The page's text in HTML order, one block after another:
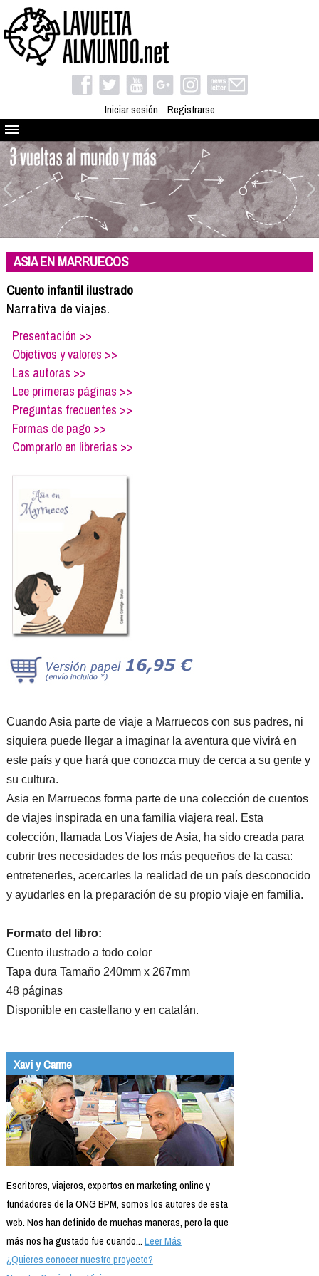
Iniciar sesión Registrarse
Quienes somos
El proyecto
Blog
Viaja con nosotros
Camino solidario
Libros
Compañeros de viaje
Info viajeros
Contactar
ASIA EN MARRUECOS
Cuento infantil ilustrado
Narrativa de viajes.
Presentación >>
Objetivos y valores >>
Las autoras >>
Lee primeras páginas >>
Preguntas frecuentes >>
Formas de pago >>
Comprarlo en librerias >>
Cuando Asia parte de viaje a Marruecos con sus padres, ni
siquiera puede llegar a imaginar la aventura que vivirá en
este país y que hará que conozca muy de cerca a su gente y
su cultura.
Asia en Marruecos forma parte de una colección de cuentos
de viajes inspirada en una familia viajera real. Esta
colección, llamada Los Viajes de Asia, ha sido creada para
cubrir tres necesidades de los más pequeños de la casa:
entretenerles, acercarles la realidad de un país desconocido
y ayudarles en la preparación de su propio viaje en familia.
Formato del libro:
Cuento ilustrado a todo color
Tapa dura Tamaño 240mm x 267mm
48 páginas
Disponible en castellano y en catalán.
Xavi y Carme
Escritores, viajeros, expertos en marketing online y
fundadores de la ONG BPM, somos los autores de esta
web. Nos han definido de muchas maneras, pero la que
más nos ha gustado fue cuando...Leer Más
¿Quieres conocer nuestro proyecto?